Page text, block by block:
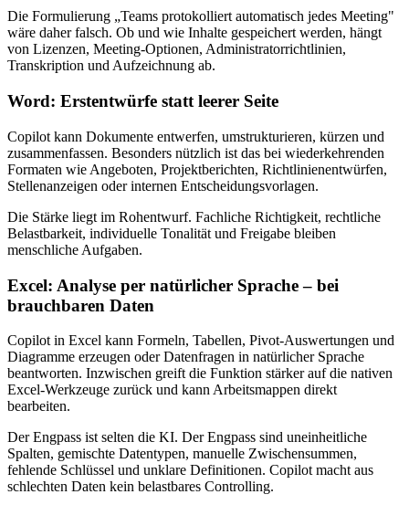
Die Formulierung „Teams protokolliert automatisch jedes Meeting"
wäre daher falsch. Ob und wie Inhalte gespeichert werden, hängt
von Lizenzen, Meeting-Optionen, Administratorrichtlinien,
Transkription und Aufzeichnung ab.
Word: Erstentwürfe statt leerer Seite
Copilot kann Dokumente entwerfen, umstrukturieren, kürzen und
zusammenfassen. Besonders nützlich ist das bei wiederkehrenden
Formaten wie Angeboten, Projektberichten, Richtlinienentwürfen,
Stellenanzeigen oder internen Entscheidungsvorlagen.
Die Stärke liegt im Rohentwurf. Fachliche Richtigkeit, rechtliche
Belastbarkeit, individuelle Tonalität und Freigabe bleiben
menschliche Aufgaben.
Excel: Analyse per natürlicher Sprache – bei
brauchbaren Daten
Copilot in Excel kann Formeln, Tabellen, Pivot-Auswertungen und
Diagramme erzeugen oder Datenfragen in natürlicher Sprache
beantworten. Inzwischen greift die Funktion stärker auf die nativen
Excel-Werkzeuge zurück und kann Arbeitsmappen direkt
bearbeiten.
Der Engpass ist selten die KI. Der Engpass sind uneinheitliche
Spalten, gemischte Datentypen, manuelle Zwischensummen,
fehlende Schlüssel und unklare Definitionen. Copilot macht aus
schlechten Daten kein belastbares Controlling.